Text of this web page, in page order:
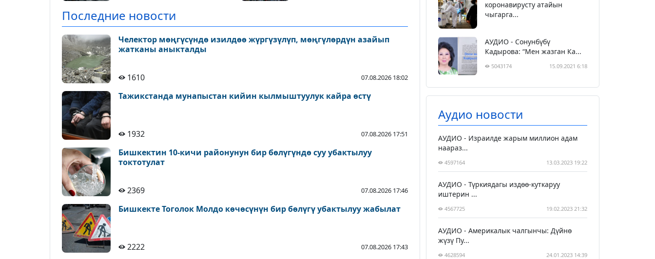
Последние новости
Челектор мөңгүсүндө изилдөө жүргүзүлүп, мөңгүлөрдүн азайып
жатканы аныкталды
1610 07.08.2026 18:02
Тажикстанда мунапыстан кийин кылмыштуулук кайра өстү
1932 07.08.2026 17:51
Бишкектин 10-кичи районунун бир бөлүгүндө суу убактылуу
токтотулат
2369 07.08.2026 17:46
Бишкекте Тоголок Молдо көчөсүнүн бир бөлүгү убактылуу жабылат
2222 07.08.2026 17:43
коронавирусту атайын
чыгарга...
АУДИО - Сонунбүбү
Кадырова: “Мен жазган Ка...
5043174 15.09.2021 6:18
Аудио новости
АУДИО - Израилде жарым миллион адам
наараз...
4597164 13.03.2023 19:22
АУДИО - Түркиядагы издөө-куткаруу
иштерин ...
4567725 19.02.2023 21:32
АУДИО - Америкалык чалгынчы: Дүйнө
жүзү Пу...
4628594 24.01.2023 14:39